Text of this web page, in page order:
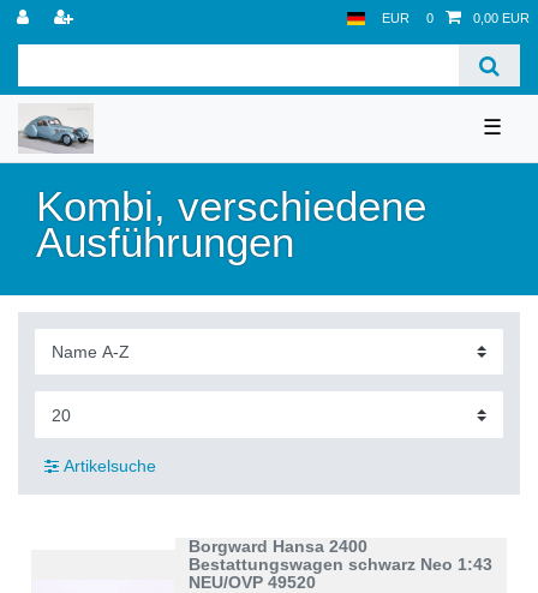
EUR 0 0,00 EUR
☰
Kombi, verschiedene
Ausführungen
Artikelsuche
Borgward Hansa 2400
Bestattungswagen schwarz Neo 1:43
NEU/OVP 49520